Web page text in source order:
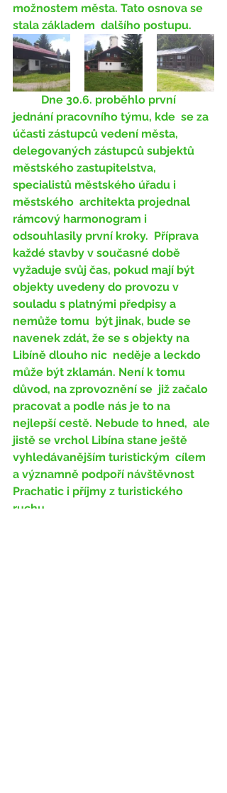
možnostem města. Tato osnova se
stala základem  dalšího postupu.
jednání pracovního týmu, kde  se za
účasti zástupců vedení města,
delegovaných zástupců subjektů
městského zastupitelstva,
specialistů městského úřadu i
městského  architekta projednal
rámcový harmonogram i
odsouhlasily první kroky.  Příprava
každé stavby v současné době
vyžaduje svůj čas, pokud mají být
objekty uvedeny do provozu v
souladu s platnými předpisy a
nemůže tomu  být jinak, bude se
navenek zdát, že se s objekty na
Libíně dlouho nic  neděje a leckdo
může být zklamán. Není k tomu
důvod, na zprovoznění se  již začalo
pracovat a podle nás je to na
nejlepší cestě. Nebude to hned,  ale
jistě se vrchol Libína stane ještě
vyhledávanějším turistickým  cílem
a významně podpoří návštěvnost
Prachatic i příjmy z turistického
ruchu.